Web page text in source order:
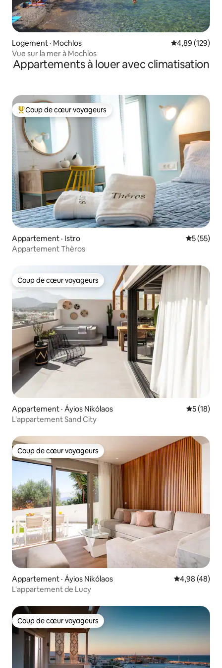
Logement · Mochlos Note
4,89 (129)
Vue sur la mer à Mochlos
Appartements à louer avec climatisation
Coup de cœur voyageurs parmi les plus aimés
Coup de cœur voyageurs
Appartement · Istro Note
5 (55)
Appartement Thèros
Coup de cœur voyageurs
Coup de cœur voyageurs
Appartement · Áyios Nikólaos Note
5 (18)
L'appartement Sand City
Coup de cœur voyageurs
Coup de cœur voyageurs
Appartement · Áyios Nikólaos Note
4,98 (48)
L'appartement de Lucy
Coup de cœur voyageurs
Coup de cœur voyageurs